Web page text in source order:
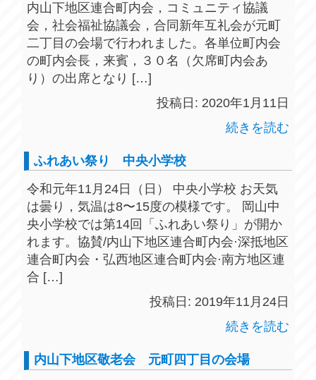
内山下地区連合町内会，コミュニティ協議
会，社会福祉協議会，合同新年互礼会が元町
二丁目の会場で行われました。各単位町内会
の町内会長，来賓，３０名（欠席町内会あ
り）の出席となり […]
投稿日: 2020年1月11日
続きを読む
ふれあい祭り 中央小学校
令和元年11月24日（日） 中央小学校 お天気
は曇り，気温は8〜15度の模様です。 岡山中
央小学校では第14回「ふれあい祭り」が開か
れます。協賛/内山下地区連合町内会·深抵地区
連合町内会・弘西地区連合町内会·南方地区連
合 […]
投稿日: 2019年11月24日
続きを読む
内山下地区敬老会 元町四丁目の会場